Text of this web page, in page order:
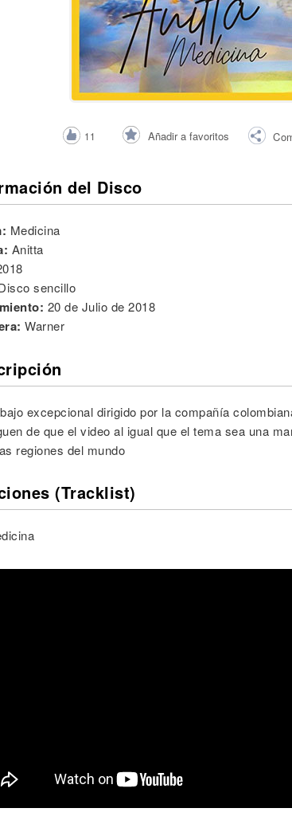
11 Añadir a favoritos
del Disco
Medicina
Anitta
sencillo
20 de Julio de 2018
Warner
excepcional dirigido por la compañía
de que el video al igual que el tema sea una
regiones del mundo
(Tracklist)